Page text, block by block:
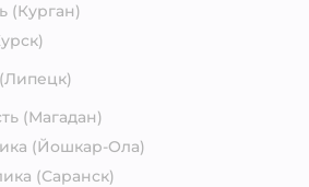
(Курган)
(Липецк)
(Магадан)
(Йошкар-Ола)
(Саранск)